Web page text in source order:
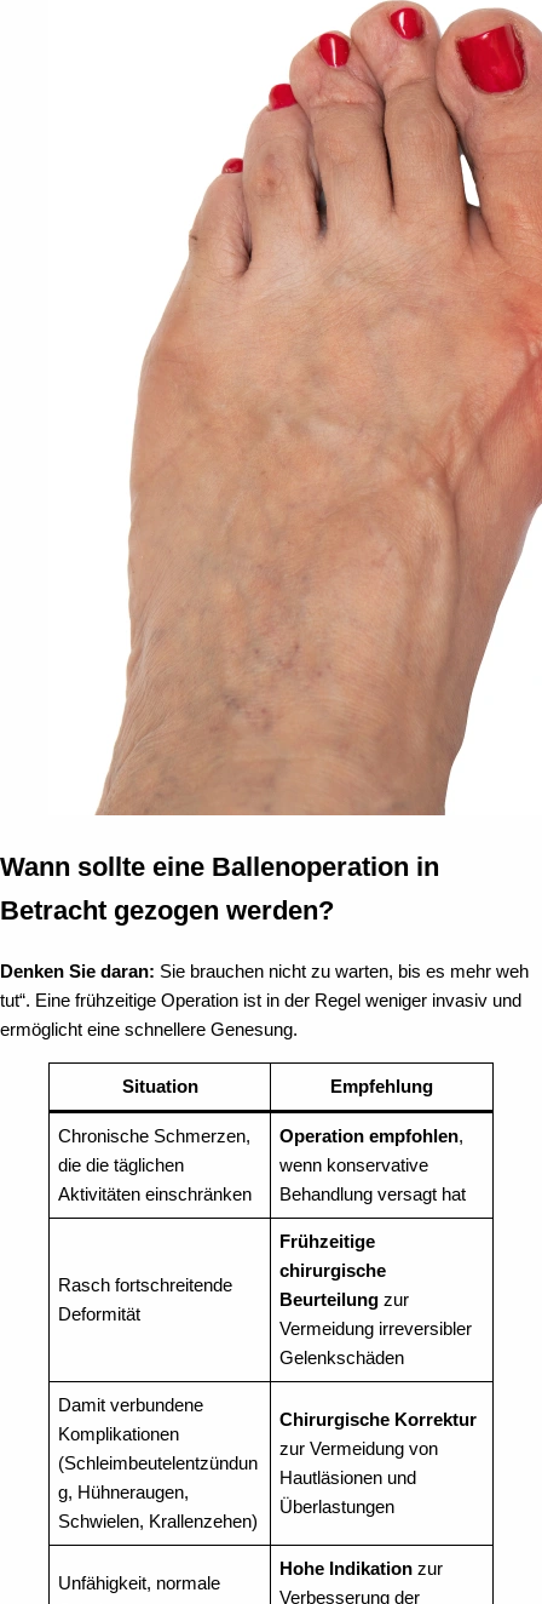
Wann sollte eine Ballenoperation in
Betracht gezogen werden?
Denken Sie daran: Sie brauchen nicht zu warten, bis es mehr weh
tut“. Eine frühzeitige Operation ist in der Regel weniger invasiv und
ermöglicht eine schnellere Genesung.
Situation Empfehlung
Chronische Schmerzen,
die die täglichen
Aktivitäten einschränken
Operation empfohlen,
wenn konservative
Behandlung versagt hat
Rasch fortschreitende
Deformität
Frühzeitige
chirurgische
Beurteilung zur
Vermeidung irreversibler
Gelenkschäden
Damit verbundene
Komplikationen
(Schleimbeutelentzündun
g, Hühneraugen,
Schwielen, Krallenzehen)
Chirurgische Korrektur
zur Vermeidung von
Hautläsionen und
Überlastungen
Unfähigkeit, normale
Hohe Indikation zur
Verbesserung der